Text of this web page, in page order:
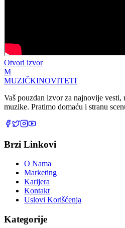
Otvori izvor
M
MUZIČKINOVITETI
Vaš pouzdan izvor za najnovije vesti,
muzike. Pratimo domaću i stranu
Brzi Linkovi
O Nama
Marketing
Karijera
Kontakt
Uslovi Korišćenja
Kategorije